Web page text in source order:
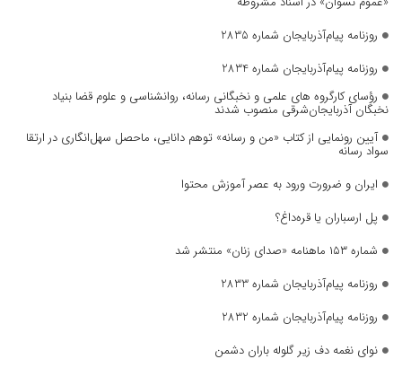
روزنامه پیام‌آذربایجان شماره 2835
روزنامه پیام‌آذربایجان شماره 2834
رؤسای کارگروه های علمی و نخبگانی رسانه، روانشناسی و علوم قضا بنیاد
نخبگان آذربایجان‌شرقی منصوب شدند
آیین رونمایی از کتاب «من و رسانه» توهم دانایی، ماحصل سهل‌انگاری در ارتقا
سواد رسانه
ایران و ضرورت ورود به عصر آموزش محتوا
پل ارسباران یا قره‌داغ؟
شماره ۱۵۳ ماهنامه «صدای زنان» منتشر شد
روزنامه پیام‌آذربایجان شماره 2833
روزنامه پیام‌آذربایجان شماره 2832
نوای نغمه دف زیر گلوله باران دشمن